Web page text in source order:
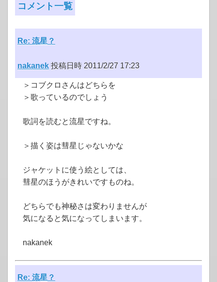
コメント一覧
Re: 流星？
nakanek 投稿日時 2011/2/27 17:23
＞コブクロさんはどちらを
＞歌っているのでしょう
歌詞を読むと流星ですね。
＞描く姿は彗星じゃないかな
ジャケットに使う絵としては、
彗星のほうがきれいですものね。
どちらでも神秘さは変わりませんが
気になると気になってしまいます。
nakanek
Re: 流星？